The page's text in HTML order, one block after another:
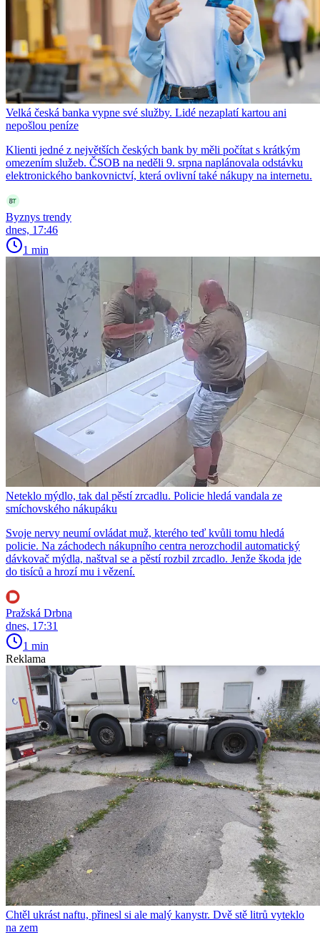
Velká česká banka vypne své služby. Lidé nezaplatí kartou ani
nepošlou peníze
Klienti jedné z největších českých bank by měli počítat s krátkým
omezením služeb. ČSOB na neděli 9. srpna naplánovala odstávku
elektronického bankovnictví, která ovlivní také nákupy na internetu.
Byznys trendy
dnes, 17:46
1 min
Neteklo mýdlo, tak dal pěstí zrcadlu. Policie hledá vandala ze
smíchovského nákupáku
Svoje nervy neumí ovládat muž, kterého teď kvůli tomu hledá
policie. Na záchodech nákupního centra nerozchodil automatický
dávkovač mýdla, naštval se a pěstí rozbil zrcadlo. Jenže škoda jde
do tisíců a hrozí mu i vězení.
Pražská Drbna
dnes, 17:31
1 min
Reklama
Chtěl ukrást naftu, přinesl si ale malý kanystr. Dvě stě litrů vyteklo
na zem